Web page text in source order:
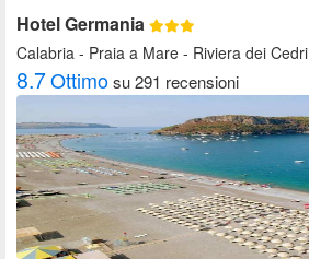
Hotel Germania
Calabria - Praia a Mare - Riviera dei Cedri
8.7Ottimosu 291 recensioni